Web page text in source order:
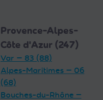
Provence-Alpes-
Côte d'Azur (247)
Var — 83 (88)
Alpes-Maritimes — 06
(68)
Bouches-du-Rhône —